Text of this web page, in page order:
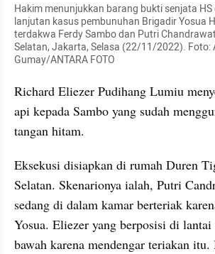
Hakim menunjukkan barang bukti senjata
lanjutan kasus pembunuhan Brigadir Yosua
terdakwa Ferdy Sambo dan Putri
Selatan, Jakarta, Selasa (22/11/2022). Foto:
Gumay/ANTARA FOTO
Richard Eliezer Pudihang Lumiu
api kepada Sambo yang sudah
tangan hitam.
Eksekusi disiapkan di rumah Duren
Selatan. Skenarionya ialah, Putri
sedang di dalam kamar berteriak
Yosua. Eliezer yang berposisi di
bawah karena mendengar teriakan